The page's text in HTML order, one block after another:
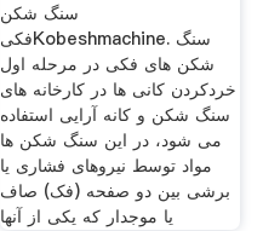
سنگ شکن
فکیKobeshmachine. سنگ
شکن های فکی در مرحله اول
خردکردن کانی ها در کارخانه های
سنگ شکن و کانه آرایی استفاده
می شود، در این سنگ شکن ها
مواد توسط نیروهای فشاری یا
برشی بین دو صفحه (فک) صاف
یا موجدار که یکی از آنها